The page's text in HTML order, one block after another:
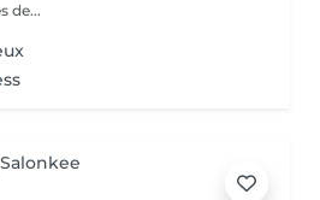
de...